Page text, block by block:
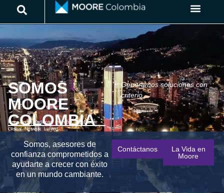
SOMOS
MOORE
COLOMBIA
Firma independiente miembro de Moore
Global Network Limited
Generamos soluciones con
criterio
Somos, asesores de
confianza comprometidos a
ayudarte a crecer con éxito
en un mundo cambiante.
Contáctanos
La Vida en
Moore